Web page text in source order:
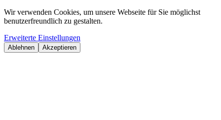
Wir verwenden Cookies, um unsere Webseite für Sie möglichst
benutzerfreundlich zu gestalten.
Erweiterte Einstellungen
Ablehnen Akzeptieren